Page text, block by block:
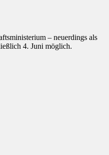
– neuerdings als
4. Juni möglich.